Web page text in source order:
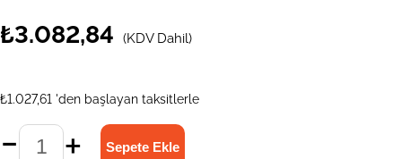
₺3.082,84 (KDV Dahil)
₺1.027,61 'den başlayan taksitlerle